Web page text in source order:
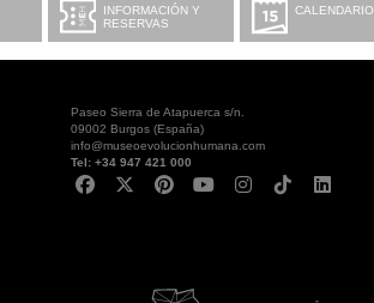
INFORMACIÓN Y
RESERVAS
CALENDARIO
Paseo Sierra de Atapuerca s/n.
09002 Burgos (España)
info@museoevolucionhumana.com
Tel: +34 947 421 000